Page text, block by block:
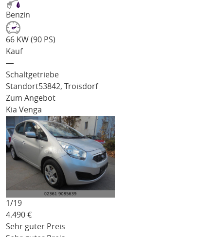
Benzin
66 KW (90 PS)
Kauf
―
Schaltgetriebe
Standort53842, Troisdorf
Zum Angebot
Kia Venga
1/19
4.490 €
Sehr guter Preis